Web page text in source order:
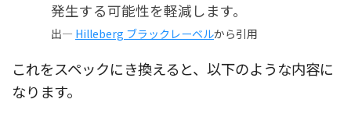
発生する可能性を軽減します。
出— Hilleberg ブラックレーベルから引用
これをスペックにき換えると、以下のような内容に
なります。